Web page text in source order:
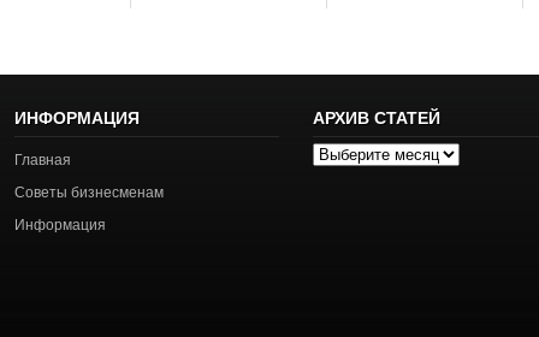
ИНФОРМАЦИЯ
Главная
Советы бизнесменам
Информация
АРХИВ СТАТЕЙ
Архив